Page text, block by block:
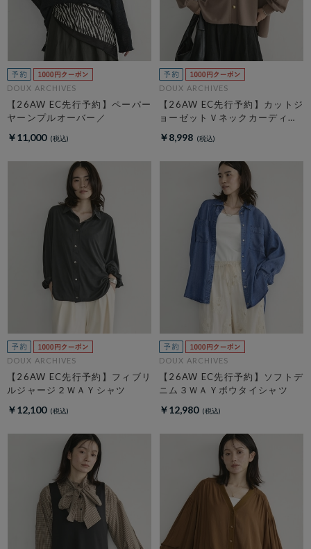
DOUX ARCHIVES
【26AW EC先行予約】ペーパー
ヤーンプルオーバー／
￥11,000
DOUX ARCHIVES
【26AW EC先行予約】カットジ
ョーゼットＶネックカーディガ
￥8,998
DOUX ARCHIVES
【26AW EC先行予約】フィブリ
ルジャージ２ＷＡＹシャツ
￥12,100
DOUX ARCHIVES
【26AW EC先行予約】ソフトデ
ニム３ＷＡＹボウタイシャツ
￥12,980